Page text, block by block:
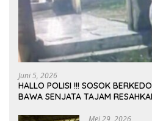
Juni 5, 2026
HALLO POLISI !!! SOSOK
BAWA SENJATA TAJAM